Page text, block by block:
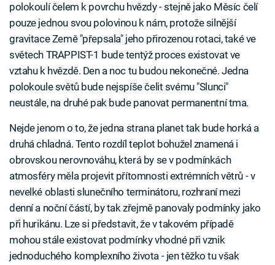
polokoulí čelem k povrchu hvězdy - stejně jako Měsíc čelí
pouze jednou svou polovinou k nám, protože silnější
gravitace Země "přepsala" jeho přirozenou rotaci, také ve
světech TRAPPIST-1 bude tentýž proces existovat ve
vztahu k hvězdě. Den a noc tu budou nekonečné. Jedna
polokoule světů bude nejspíše čelit svému "Slunci"
neustále, na druhé pak bude panovat permanentní tma.
Nejde jenom o to, že jedna strana planet tak bude horká a
druhá chladná. Tento rozdíl teplot bohužel znamená i
obrovskou nerovnováhu, která by se v podmínkách
atmosféry měla projevit přítomnosti extrémních větrů - v
nevelké oblasti slunečního terminátoru, rozhraní mezi
denní a noční částí, by tak zřejmě panovaly podmínky jako
při hurikánu. Lze si představit, že v takovém případě
mohou stále existovat podmínky vhodné při vznik
jednoduchého komplexního života - jen těžko tu však